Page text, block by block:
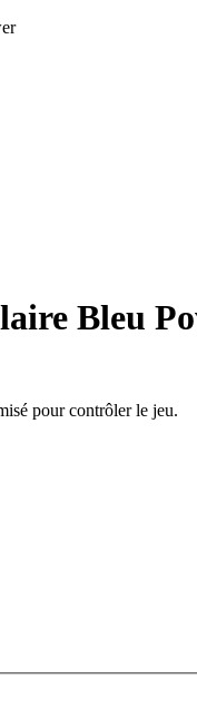
Bleu
pour contrôler le jeu.